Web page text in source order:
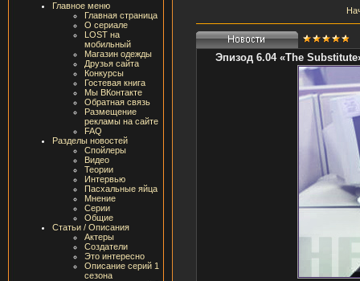
Главное меню
Главная страница
О сериале
LOST на
мобильный
Магазин одежды
Друзья сайта
Конкурсы
Гостевая книга
Мы ВКонтакте
Обратная связь
Размещение
рекламы на сайте
FAQ
Разделы новостей
Спойлеры
Видео
Теории
Интервью
Пасхальные яйца
Мнение
Серии
Общие
Статьи / Описания
Актеры
Создатели
Это интересно
Описание серий 1
сезона
Эпизод 6.04 «The